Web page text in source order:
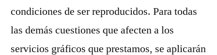
condiciones de ser reproducidos. Para todas
las demás cuestiones que afecten a los
servicios gráficos que prestamos, se aplicarán